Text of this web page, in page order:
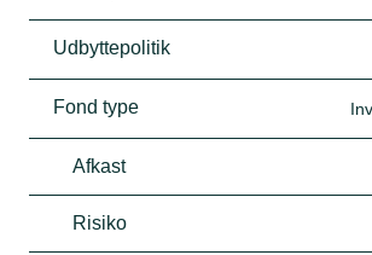
Udbyttepolitik
Fond type
Afkast
Risiko